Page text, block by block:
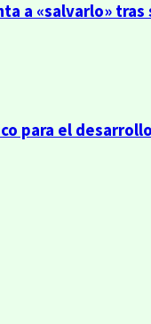
a «salvarlo»
para el